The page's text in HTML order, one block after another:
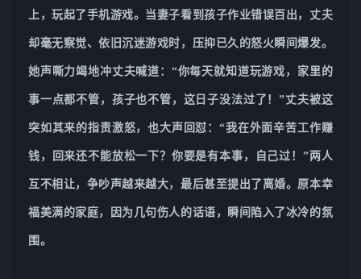
上，玩起了手机游戏。当妻子看到孩子作业错误百出，丈夫
却毫无察觉、依旧沉迷游戏时，压抑已久的怒火瞬间爆发。
她声嘶力竭地冲丈夫喊道：“你每天就知道玩游戏，家里的
事一点都不管，孩子也不管，这日子没法过了！”丈夫被这
突如其来的指责激怒，也大声回怼：“我在外面辛苦工作赚
钱，回来还不能放松一下？你要是有本事，自己过！”两人
互不相让，争吵声越来越大，最后甚至提出了离婚。原本幸
福美满的家庭，因为几句伤人的话语，瞬间陷入了冰冷的氛
围。